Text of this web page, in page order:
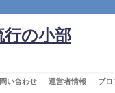
行の小部
い合わせ 運営者情報 プロ